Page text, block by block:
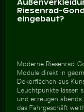
Riesenrad-
eingebaut?
Moderne Riesenrad-
Module direkt in
Dekorflächen aus
Leuchtpunkte lassen
und erzeugen
das Fahrgeschäft